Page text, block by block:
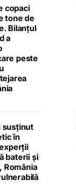
copaci
tone de
Bilanțul
a
peste
susținut
în
baterii și
România